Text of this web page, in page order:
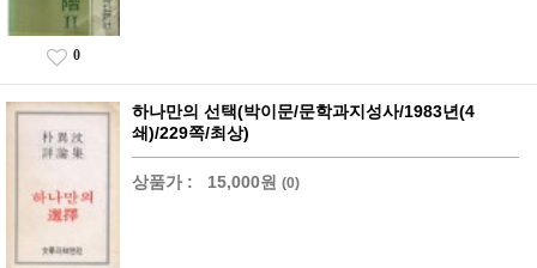
0
하나만의 선택(박이문/문학과지성사/1983년(4
쇄)/229쪽/최상)
상품가 : 15,000원 (0)